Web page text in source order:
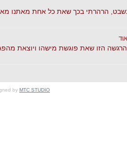
הרהרתי בכך שאת כל אחת מאתנו
הזו שאת פוגשת מישהו ויוצאת
by MTC STUDIO